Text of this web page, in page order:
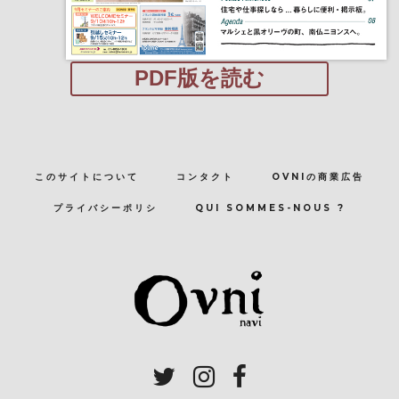
PDF版を読む
このサイトについて コンタクト OVNIの商業広告
プライバシーポリシ QUI SOMMES-NOUS ?